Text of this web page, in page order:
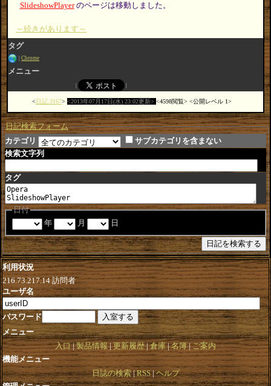
SlideshowPlayerのページは移動しました。
～続きがあります～
タグ
Chrome
メニュー
日記:3167 2013年07月17日(水) 23:02更新 4598閲覧 公開レベル 1
日記検索フォーム
カテゴリ
サブカテゴリを含まない
検索文字列
タグ
日付
年
月 日
利用状況
216.73.217.14訪問者
ユーザ名
パスワード
メニュー
入口 製品情報 更新履歴 倉庫 名簿 ご案内
機能メニュー
日誌の検索 RSS ヘルプ